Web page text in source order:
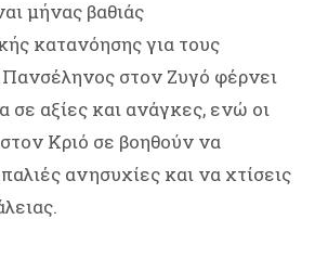
μήνας βαθιάς
κατανόησης για τους
στον Ζυγό φέρνει
σε αξίες και ανάγκες, ενώ οι
Κριό σε βοηθούν να
ανησυχίες και να χτίσεις